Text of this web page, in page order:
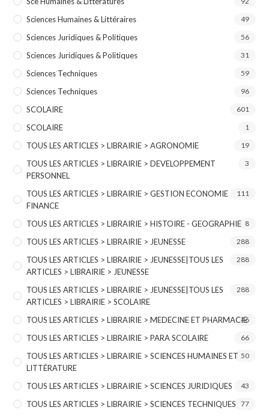
Sciences Humaines & Littéraires 49
Sciences Juridiques & Politiques 56
Sciences Juridiques & Politiques 31
Sciences Techniques 59
Sciences Techniques 96
SCOLAIRE 601
SCOLAIRE 1
TOUS LES ARTICLES > LIBRAIRIE > AGRONOMIE 19
TOUS LES ARTICLES > LIBRAIRIE > DEVELOPPEMENT
PERSONNEL
3
TOUS LES ARTICLES > LIBRAIRIE > GESTION ECONOMIE
FINANCE
111
TOUS LES ARTICLES > LIBRAIRIE > HISTOIRE - GEOGRAPHIE 8
TOUS LES ARTICLES > LIBRAIRIE > JEUNESSE 288
TOUS LES ARTICLES > LIBRAIRIE > JEUNESSE|TOUS LES
ARTICLES > LIBRAIRIE > JEUNESSE
288
TOUS LES ARTICLES > LIBRAIRIE > JEUNESSE|TOUS LES
ARTICLES > LIBRAIRIE > SCOLAIRE
288
TOUS LES ARTICLES > LIBRAIRIE > MEDECINE ET PHARMACIE
46
TOUS LES ARTICLES > LIBRAIRIE > PARA SCOLAIRE 66
TOUS LES ARTICLES > LIBRAIRIE > SCIENCES HUMAINES ET
LITTÉRATURE
50
TOUS LES ARTICLES > LIBRAIRIE > SCIENCES JURIDIQUES 43
TOUS LES ARTICLES > LIBRAIRIE > SCIENCES TECHNIQUES 77